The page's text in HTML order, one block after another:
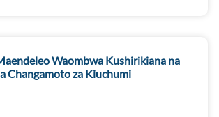
Waombwa Kushirikiana na
Changamoto za Kiuchumi